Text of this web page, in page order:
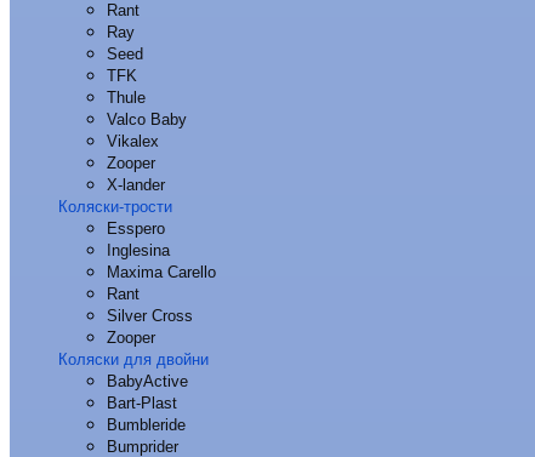
Rant
Ray
Seed
TFK
Thule
Valco Baby
Vikalex
Zooper
X-lander
Коляски-трости
Esspero
Inglesina
Maxima Carello
Rant
Silver Cross
Zooper
Коляски для двойни
BabyActive
Bart-Plast
Bumbleride
Bumprider